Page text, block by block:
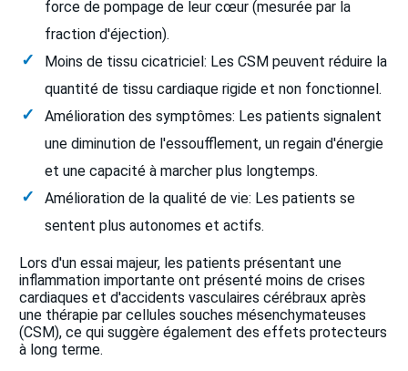
force de pompage de leur cœur (mesurée par la
fraction d'éjection).
Moins de tissu cicatriciel: Les CSM peuvent réduire la
quantité de tissu cardiaque rigide et non fonctionnel.
Amélioration des symptômes: Les patients signalent
une diminution de l'essoufflement, un regain d'énergie
et une capacité à marcher plus longtemps.
Amélioration de la qualité de vie: Les patients se
sentent plus autonomes et actifs.
Lors d'un essai majeur, les patients présentant une
inflammation importante ont présenté moins de crises
cardiaques et d'accidents vasculaires cérébraux après
une thérapie par cellules souches mésenchymateuses
(CSM), ce qui suggère également des effets protecteurs
à long terme.